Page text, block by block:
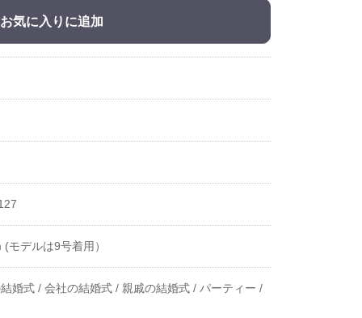
お気に入りに追加
(モデルは9号着用）
婚式 / 会社の結婚式 / 親戚の結婚式 / パーティー /